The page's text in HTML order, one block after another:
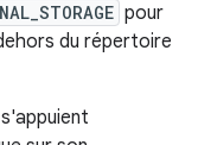
pour
du répertoire